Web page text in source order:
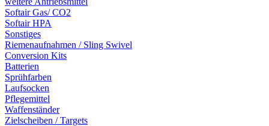
Softair Gas/ CO2
Softair HPA
Sonstiges
Riemenaufnahmen / Sling Swivel
Conversion Kits
Batterien
Sprühfarben
Laufsocken
Pflegemittel
Waffenständer
Zielscheiben / Targets